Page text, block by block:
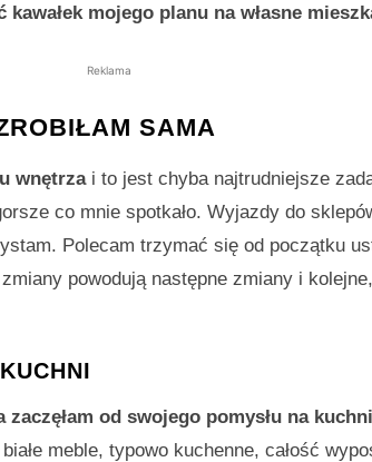
mojego planu na własne
Reklama
SAMA
wnętrzai to jest chyba najtrudniejsze
co mnie spotkało. Wyjazdy do
Polecam trzymać się od początku
powodują następne zmiany i
zaczęłam od swojego pomysłu na
meble, typowo kuchenne, całość